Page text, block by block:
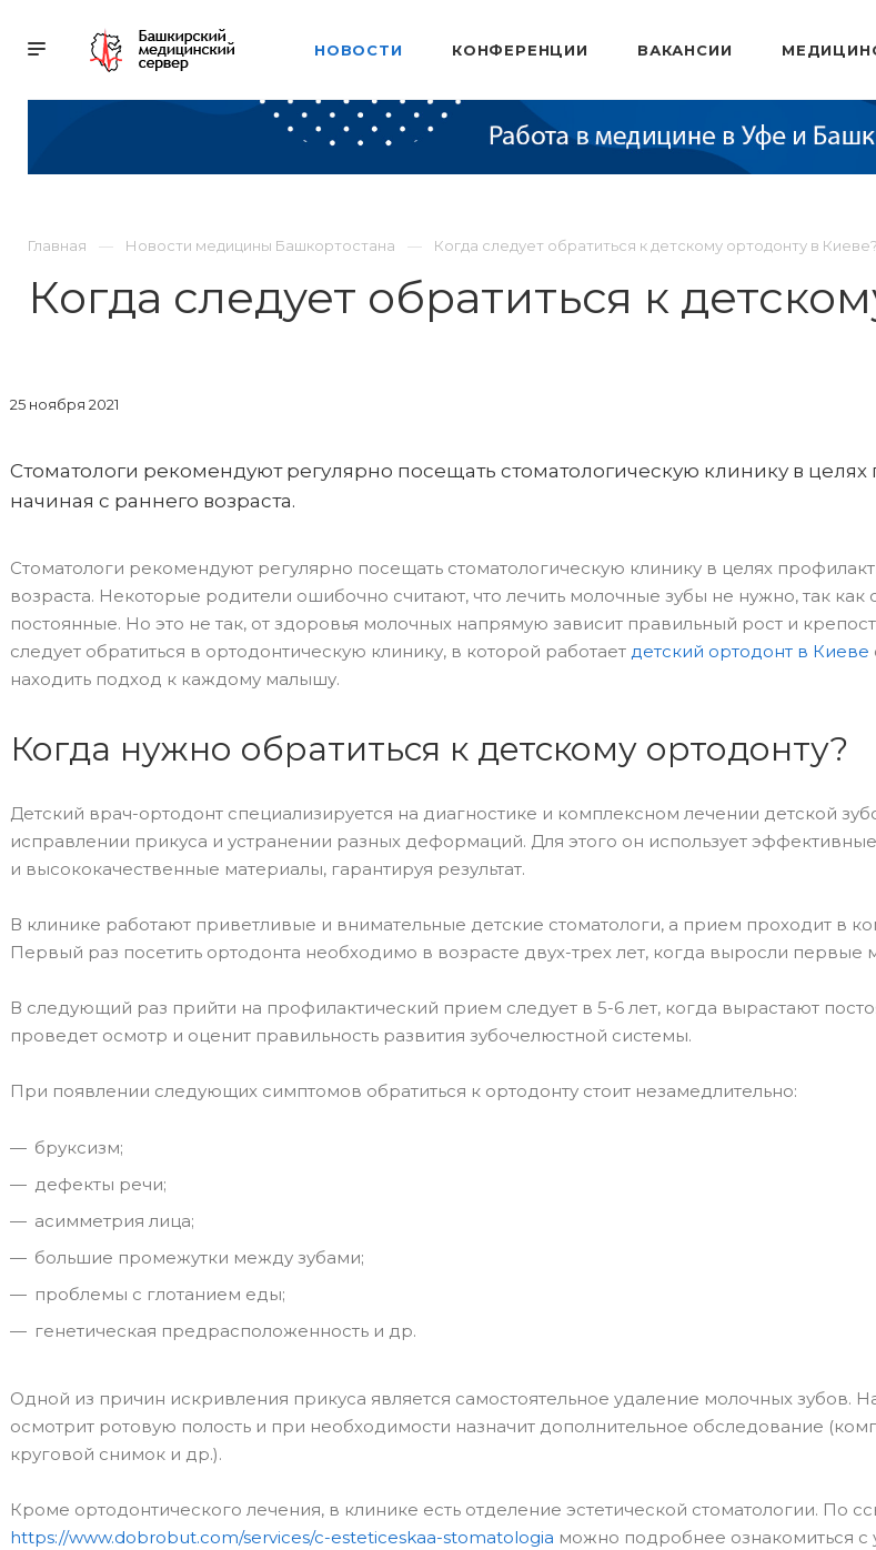
НОВОСТИ КОНФЕРЕНЦИИ ВАКАНСИИ
Главная Новости медицины Башкортостана Когда следует обратиться к детскому ортодонту в Киеве?
Когда следует обратиться к
25 ноября 2021
Стоматологи рекомендуют регулярно посещать стоматологическую клинику в целях
начиная с раннего возраста.
Стоматологи рекомендуют регулярно посещать стоматологическую клинику в целях
возраста. Некоторые родители ошибочно считают, что лечить молочные зубы не нужно, так
постоянные. Но это не так, от здоровья молочных напрямую зависит правильный рост и
следует обратиться в ортодонтическую клинику, в которой работает детский ортодонт в Киеве
находить подход к каждому малышу.
Когда нужно обратиться к детскому ортодонту?
Детский врач-ортодонт специализируется на диагностике и комплексном лечении детской
исправлении прикуса и устранении разных деформаций. Для этого он использует
и высококачественные материалы, гарантируя результат.
В клинике работают приветливые и внимательные детские стоматологи, а прием проходит в
Первый раз посетить ортодонта необходимо в возрасте двух-трех лет, когда выросли первые
В следующий раз прийти на профилактический прием следует в 5-6 лет, когда вырастают
проведет осмотр и оценит правильность развития зубочелюстной системы.
При появлении следующих симптомов обратиться к ортодонту стоит незамедлительно:
бруксизм;
дефекты речи;
асимметрия лица;
большие промежутки между зубами;
проблемы с глотанием еды;
генетическая предрасположенность и др.
Одной из причин искривления прикуса является самостоятельное удаление молочных зубов.
осмотрит ротовую полость и при необходимости назначит дополнительное обследование
круговой снимок и др.).
Кроме ортодонтического лечения, в клинике есть отделение эстетической стоматологии. По
https://www.dobrobut.com/services/c-esteticeskaa-stomatologia можно подробнее ознакомиться с